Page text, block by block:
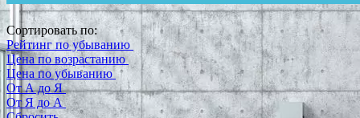
Сортировать по:
Рейтинг по убыванию
Цена по возрастанию
Цена по убыванию
От А до Я
От Я до А